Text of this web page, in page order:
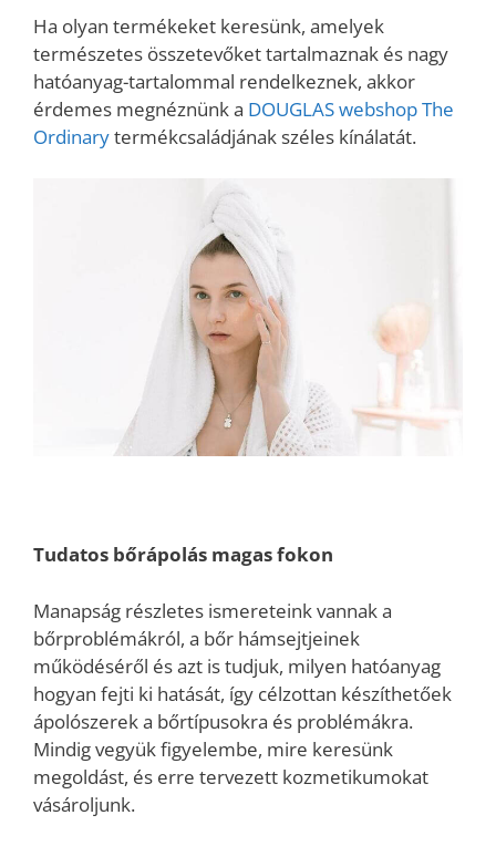
Ha olyan termékeket keresünk, amelyek
természetes összetevőket tartalmaznak és nagy
hatóanyag-tartalommal rendelkeznek, akkor
érdemes megnéznünk a DOUGLAS webshop The
Ordinarytermékcsaládjának széles kínálatát.
Tudatos bőrápolás magas fokon
Manapság részletes ismereteink vannak a
bőrproblémákról, a bőr hámsejtjeinek
működéséről és azt is tudjuk, milyen hatóanyag
hogyan fejti ki hatását, így célzottan készíthetőek
ápolószerek a bőrtípusokra és problémákra.
Mindig vegyük figyelembe, mire keresünk
megoldást, és erre tervezett kozmetikumokat
vásároljunk.